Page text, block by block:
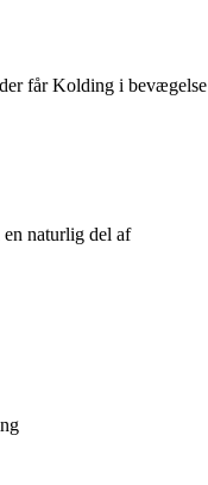
får Kolding i bevægelse
naturlig del af